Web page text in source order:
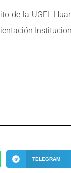
de la UGEL
TELEGRAM